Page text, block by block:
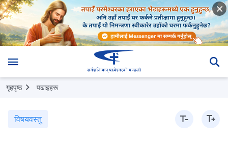
गृहपृष्ठ पढाइहरू
विषयवस्तु